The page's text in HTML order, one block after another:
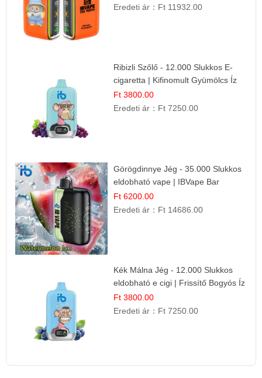
Eredeti ár： Ft 11932.00
Ribizli Szőlő - 12.000 Slukkos E-
cigaretta | Kifinomult Gyümölcs Íz
Ft 3800.00
Eredeti ár： Ft 7250.00
Görögdinnye Jég - 35.000 Slukkos
eldobható vape | IBVape Bar
Frissítő Nyári Íz
Ft 6200.00
Eredeti ár： Ft 14686.00
Kék Málna Jég - 12.000 Slukkos
eldobható e cigi | Frissítő Bogyós Íz
Ft 3800.00
Eredeti ár： Ft 7250.00